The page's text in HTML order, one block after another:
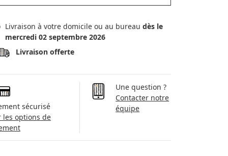
Livraison à votre domicile ou au bureau dès le
mercredi 02 septembre 2026
Livraison offerte
sécurisé
les options de
Une question ?
Contacter notre
équipe